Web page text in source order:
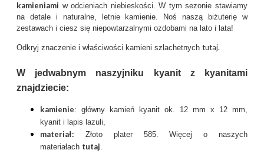
kamieniami w odcieniach niebieskości. W tym sezonie stawiamy
na detale i naturalne, letnie kamienie. Noś naszą biżuterię w
zestawach i ciesz się niepowtarzalnymi ozdobami na lato i lata!
Odkryj znaczenie i właściwości kamieni szlachetnych tutaj.
W jedwabnym naszyjniku kyanit z kyanitami
znajdziecie:
kamienie: główny kamień kyanit ok. 12 mm x 12 mm,
kyanit i lapis lazuli,
materiał: Złoto plater 585. Więcej o naszych
materiałach tutaj.